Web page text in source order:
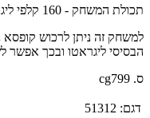
תכולת המשחק - 160 קלפי ליגראטו
למשחק זה ניתן לרכוש
הבסיסי ליגראטו ובכך אפשר לשחק
ס. cg799
דגם: 51312